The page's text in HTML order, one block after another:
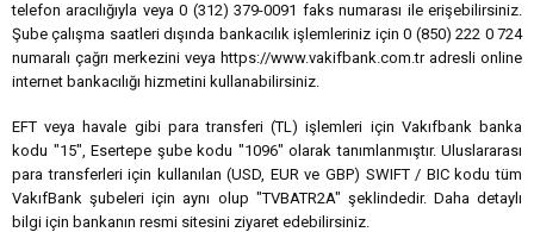
telefon aracılığıyla veya 0 (312) 379-0091 faks numarası ile erişebilirsiniz.
Şube çalışma saatleri dışında bankacılık işlemleriniz için 0 (850) 222 0 724
numaralı çağrı merkezini veya https://www.vakifbank.com.tr adresli online
internet bankacılığı hizmetini kullanabilirsiniz.
EFT veya havale gibi para transferi (TL) işlemleri için Vakıfbank banka
kodu "15", Esertepe şube kodu "1096" olarak tanımlanmıştır. Uluslararası
para transferleri için kullanılan (USD, EUR ve GBP) SWIFT / BIC kodu tüm
VakıfBank şubeleri için aynı olup "TVBATR2A" şeklindedir. Daha detaylı
bilgi için bankanın resmi sitesini ziyaret edebilirsiniz.